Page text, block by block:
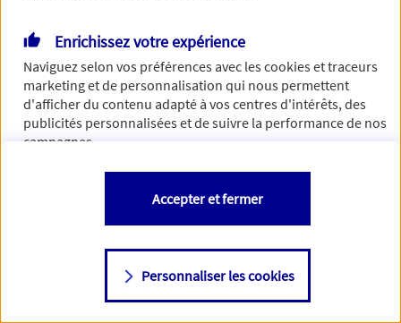
Si besoin, vous pouvez nous joindre via notre page de
contact.
> Nous contacter
Enrichissez votre expérience
Naviguez selon vos préférences avec lescookies et traceurs
marketing et de personnalisation qui nous permettent
d'afficher du contenu adapté à vos centres d'intérêts, des
publicités personnalisées et de suivre la performance de nos
campagnes.
Vous êtes libre de les accepter, de les refuser comme de
changer d'avis à tout moment en allant sur
Consulter notre politique decookies
Personnaliser les cookies
Accepter et fermer